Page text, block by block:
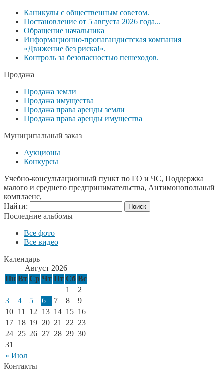
Каникулы с общественным советом.
Постановление от 5 августа 2026 года...
Обращение начальника
Информационно-пропагандистская компания
«Движение без риска!».
Контроль за безопасностью пешеходов.
Продажа
Продажа земли
Продажа имущества
Продажа права аренды земли
Продажа права аренды имущества
Муниципальный заказ
Аукционы
Конкурсы
Учебно-консультационный пункт по ГО и ЧС, Поддержка
малого и среднего предпринимательства, Антимонопольный
комплаенс,
Найти:
Последние альбомы
Все фото
Все видео
Календарь
Август 2026
Пн Вт Ср Чт Пт Сб Вс
« Июл
1
2
3
4 5 6 7 8
9
10 11 12 13 14 15 16
17 18 19 20 21 22 23
24 25 26 27 28 29 30
31
Контакты